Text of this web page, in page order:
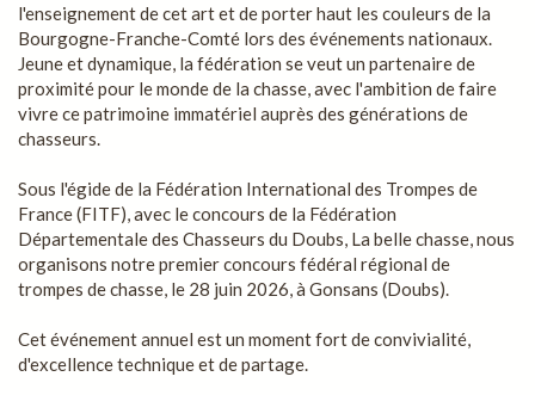
l'enseignement de cet art et de porter haut les couleurs de la
Bourgogne-Franche-Comté lors des événements nationaux.
Jeune et dynamique, la fédération se veut un partenaire de
proximité pour le monde de la chasse, avec l'ambition de faire
vivre ce patrimoine immatériel auprès des générations de
chasseurs.
Sous l'égide de la Fédération International des Trompes de
France (FITF), avec le concours de la Fédération
Départementale des Chasseurs du Doubs, La belle chasse, nous
organisons notre premier concours fédéral régional de
trompes de chasse, le 28 juin 2026, à Gonsans (Doubs).
Cet événement annuel est un moment fort de convivialité,
d'excellence technique et de partage.